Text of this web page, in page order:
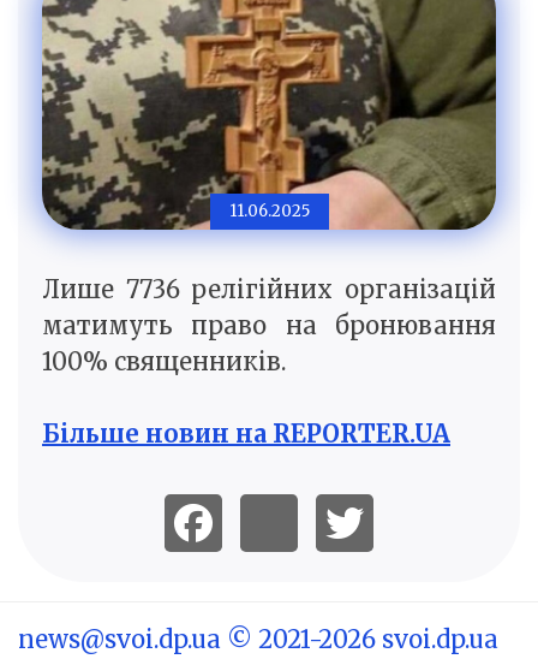
11.06.2025
Лише 7736 релігійних організацій
матимуть право на бронювання
100% священників.
Більше новин на REPORTER.UA
news@svoi.dp.ua © 2021-2026 svoi.dp.ua